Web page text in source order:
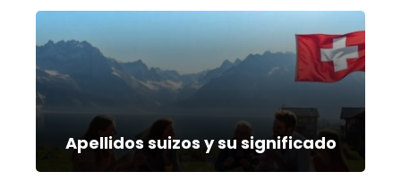
Apellidos suizos y su significado